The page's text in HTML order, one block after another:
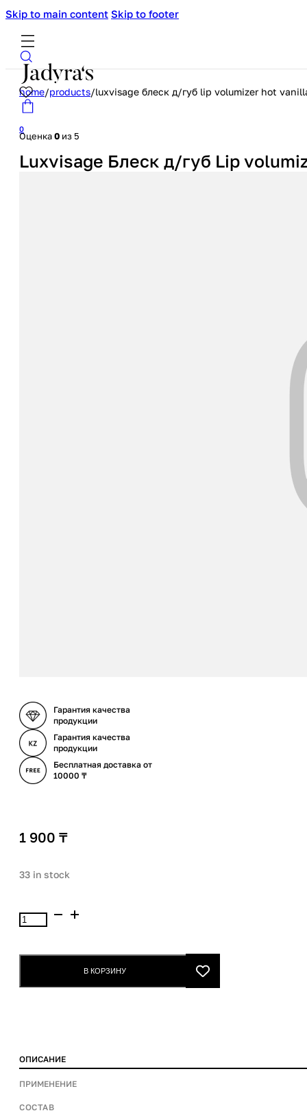
Skip to main content Skip to footer
0
home/products/luxvisage блеск д/губ lip volumizer hot
Оценка0 из 5
Luxvisage Блеск д/губ Lip
Гарантия качества
продукции
Гарантия качества
продукции
Бесплатная доставка от
10000 ₸
1 900 ₸
33 in stock
Luxvisage
Блеск
quantity
В КОРЗИНУ
ОПИСАНИЕ
ПРИМЕНЕНИЕ
СОСТАВ